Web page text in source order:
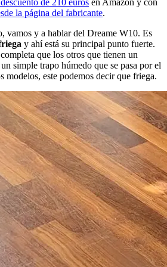
la página del fabricante.
vamos y a hablar del Dreame W10. Es
y ahí está su principal punto fuerte.
que los otros que tienen un
simple trapo húmedo que se pasa por el
modelos, este podemos decir que friega.